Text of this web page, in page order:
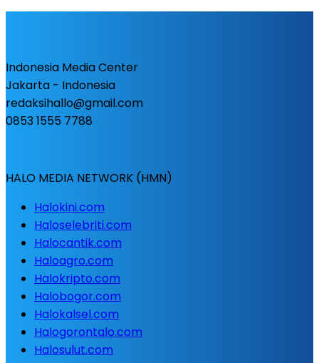
Indonesia Media Center
Jakarta - Indonesia
redaksihallo@gmail.com
0853 1555 7788
HALO MEDIA NETWORK (HMN)
Halokini.com
Haloselebriti.com
Halocantik.com
Haloagro.com
Halokripto.com
Halobogor.com
Halokalsel.com
Halogorontalo.com
Halosulut.com